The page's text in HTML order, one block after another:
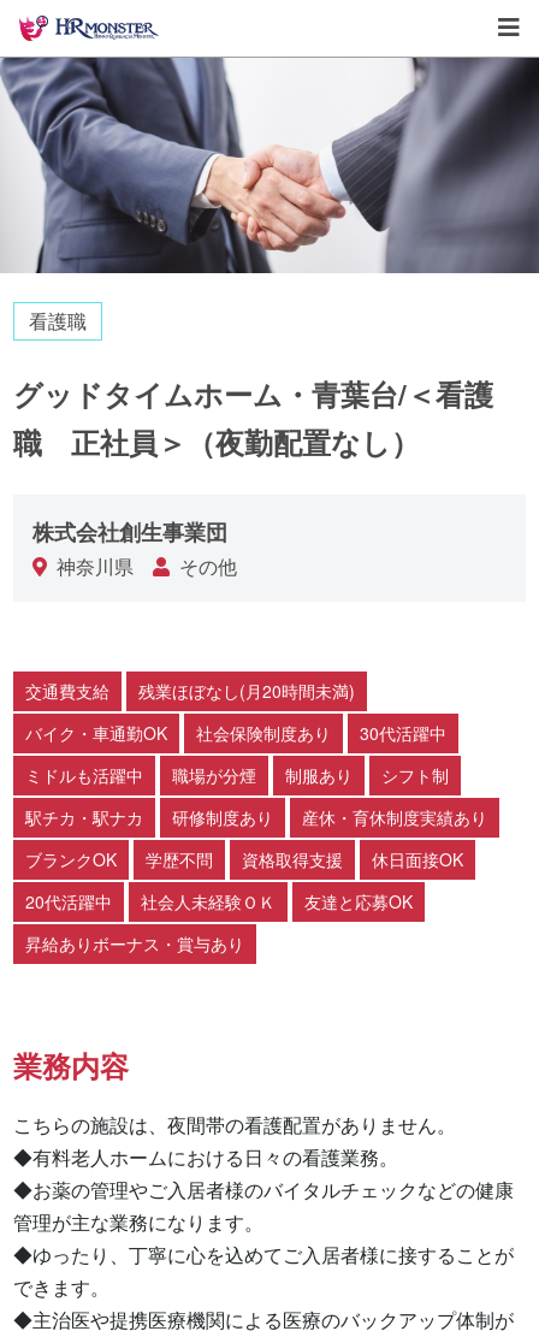
看護職
グッドタイムホーム・青葉台/＜看護
職 正社員＞（夜勤配置なし）
株式会社創生事業団
神奈川県 その他
交通費支給
残業ほぼなし(月20時間未満)
バイク・車通勤OK
社会保険制度あり
30代活躍中
ミドルも活躍中
職場が分煙 制服あり
シフト制
駅チカ・駅ナカ
研修制度あり
産休・育休制度実績あり
ブランクOK
学歴不問 資格取得支援
休日面接OK
20代活躍中
社会人未経験ＯＫ
友達と応募OK
昇給ありボーナス・賞与あり
業務内容
こちらの施設は、夜間帯の看護配置がありません。
◆有料老人ホームにおける日々の看護業務。
◆お薬の管理やご入居者様のバイタルチェックなどの健康
管理が主な業務になります。
◆ゆったり、丁寧に心を込めてご入居者様に接することが
できます。
◆主治医や提携医療機関による医療のバックアップ体制が